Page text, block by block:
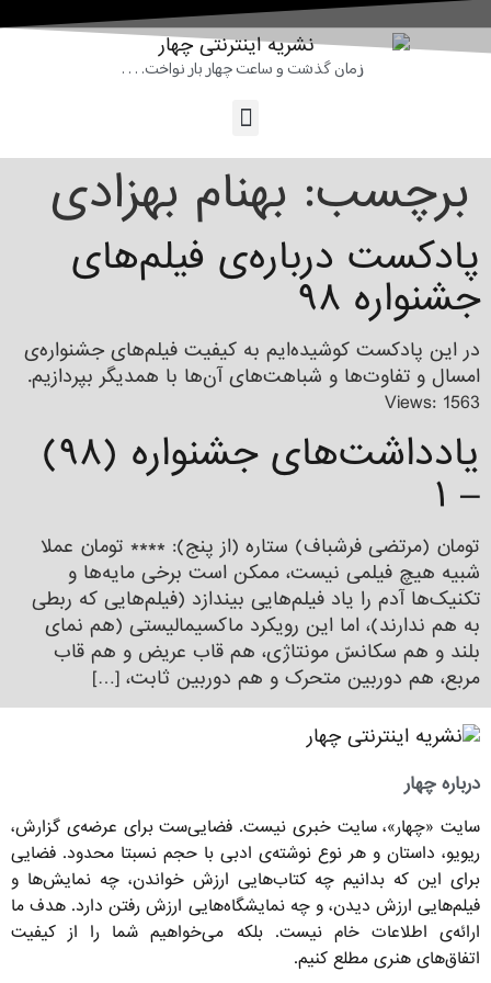
زمان گذشت و ساعت چهار بار نواخت. . . .
برچسب: بهنام بهزادی
پادکست درباره‌ی فیلم‌های
جشنواره ۹۸
در این پادکست کوشیده‌ایم به کیفیت فیلم‌های جشنواره‌ی
امسال و تفاوت‌ها و شباهت‌های آن‌ها با همدیگر بپردازیم.
Views: 1563
یادداشت‌‌های جشنواره (۹۸)
– ۱
تومان (مرتضی فرشباف) ستاره (از پنج):‌ **** تومان عملا
شبیه هیچ فیلمی نیست، ممکن است برخی مایه‌ها و
تکنیک‌ها آدم را یاد فیلم‌هایی بیندازد (فیلم‌هایی که ربطی
به هم ندارند)، اما این رویکرد ماکسیمالیستی (هم نمای
بلند و هم سکانس‌ّ مونتاژی، هم قاب عریض و هم قاب
مربع، هم دوربین متحرک و هم دوربین ثابت، […]
درباره چهار
سایت «چهار»، سایت خبری نیست. فضایی‌ست برای عرضه‌ی گزارش‌،
ریویو، داستان و هر نوع نوشته‌ی ادبی با حجم نسبتا محدود. فضایی
برای این که بدانیم چه کتاب‌هایی ارزش خواندن، چه نمایش‌ها و
فیلم‌هایی ارزش دیدن، و چه نمایشگاه‌هایی ارزش رفتن دارد. هدف ما
ارائه‌ی اطلاعات خام نیست. بلکه می‌خواهیم شما را از کیفیت
اتفاق‌های هنری مطلع کنیم.